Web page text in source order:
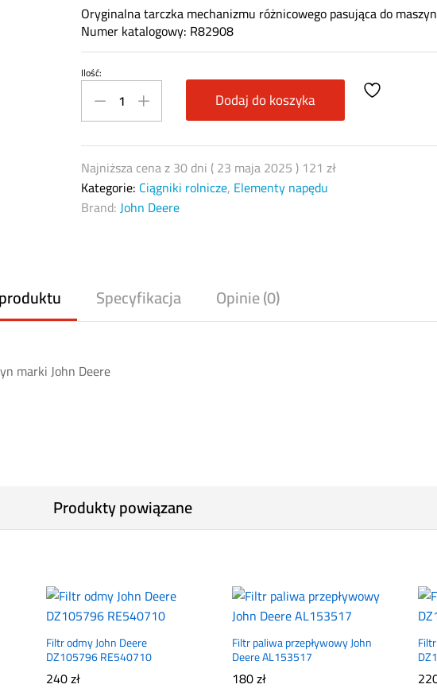
Oryginalna tarczka mechanizmu różnicowego pasująca do
Numer katalogowy: R82908
Tarczka
mechanizmu
różnicowego
R82908
quantity
Ilość:
Dodaj do koszyka
Najniższa cena z 30 dni (23 maja 2025) 121zł
Kategorie: Ciągniki rolnicze, Elementy napędu
Brand:John Deere
Specyfikacja Opinie (0)
marki John Deere
Produkty powiązane
Filtr odmy John Deere
DZ105796 RE540710
240zł
Filtr paliwa przepływowy John
Deere AL153517
180zł